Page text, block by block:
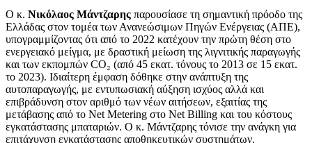
Ο κ. Νικόλαος Μάντζαρης παρουσίασε τη σημαντική πρόοδο της
Ελλάδας στον τομέα των Ανανεώσιμων Πηγών Ενέργειας (ΑΠΕ),
υπογραμμίζοντας ότι από το 2022 κατέχουν την πρώτη θέση στο
ενεργειακό μείγμα, με δραστική μείωση της λιγνιτικής παραγωγής
και των εκπομπών CO₂ (από 45 εκατ. τόνους το 2013 σε 15 εκατ.
το 2023). Ιδιαίτερη έμφαση δόθηκε στην ανάπτυξη της
αυτοπαραγωγής, με εντυπωσιακή αύξηση ισχύος αλλά και
επιβράδυνση στον αριθμό των νέων αιτήσεων, εξαιτίας της
μετάβασης από το Net Metering στο Net Billing και του κόστους
εγκατάστασης μπαταριών. Ο κ. Μάντζαρης τόνισε την ανάγκη για
επιτάχυνση εγκατάστασης αποθηκευτικών συστημάτων,